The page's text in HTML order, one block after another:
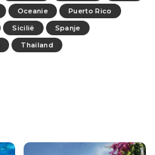
Oceanie
Puerto Rico
Sicilië
Spanje
Thailand